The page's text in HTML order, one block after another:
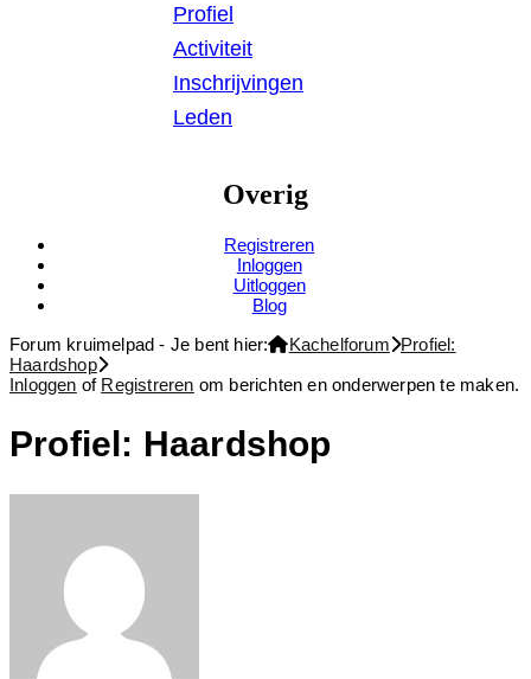
Profiel
Activiteit
Inschrijvingen
Leden
Overig
Registreren
Inloggen
Uitloggen
Blog
Forum kruimelpad - Je bent hier:
Kachelforum Profiel:
Haardshop
Inloggen of Registreren om berichten en onderwerpen te maken.
Profiel: Haardshop